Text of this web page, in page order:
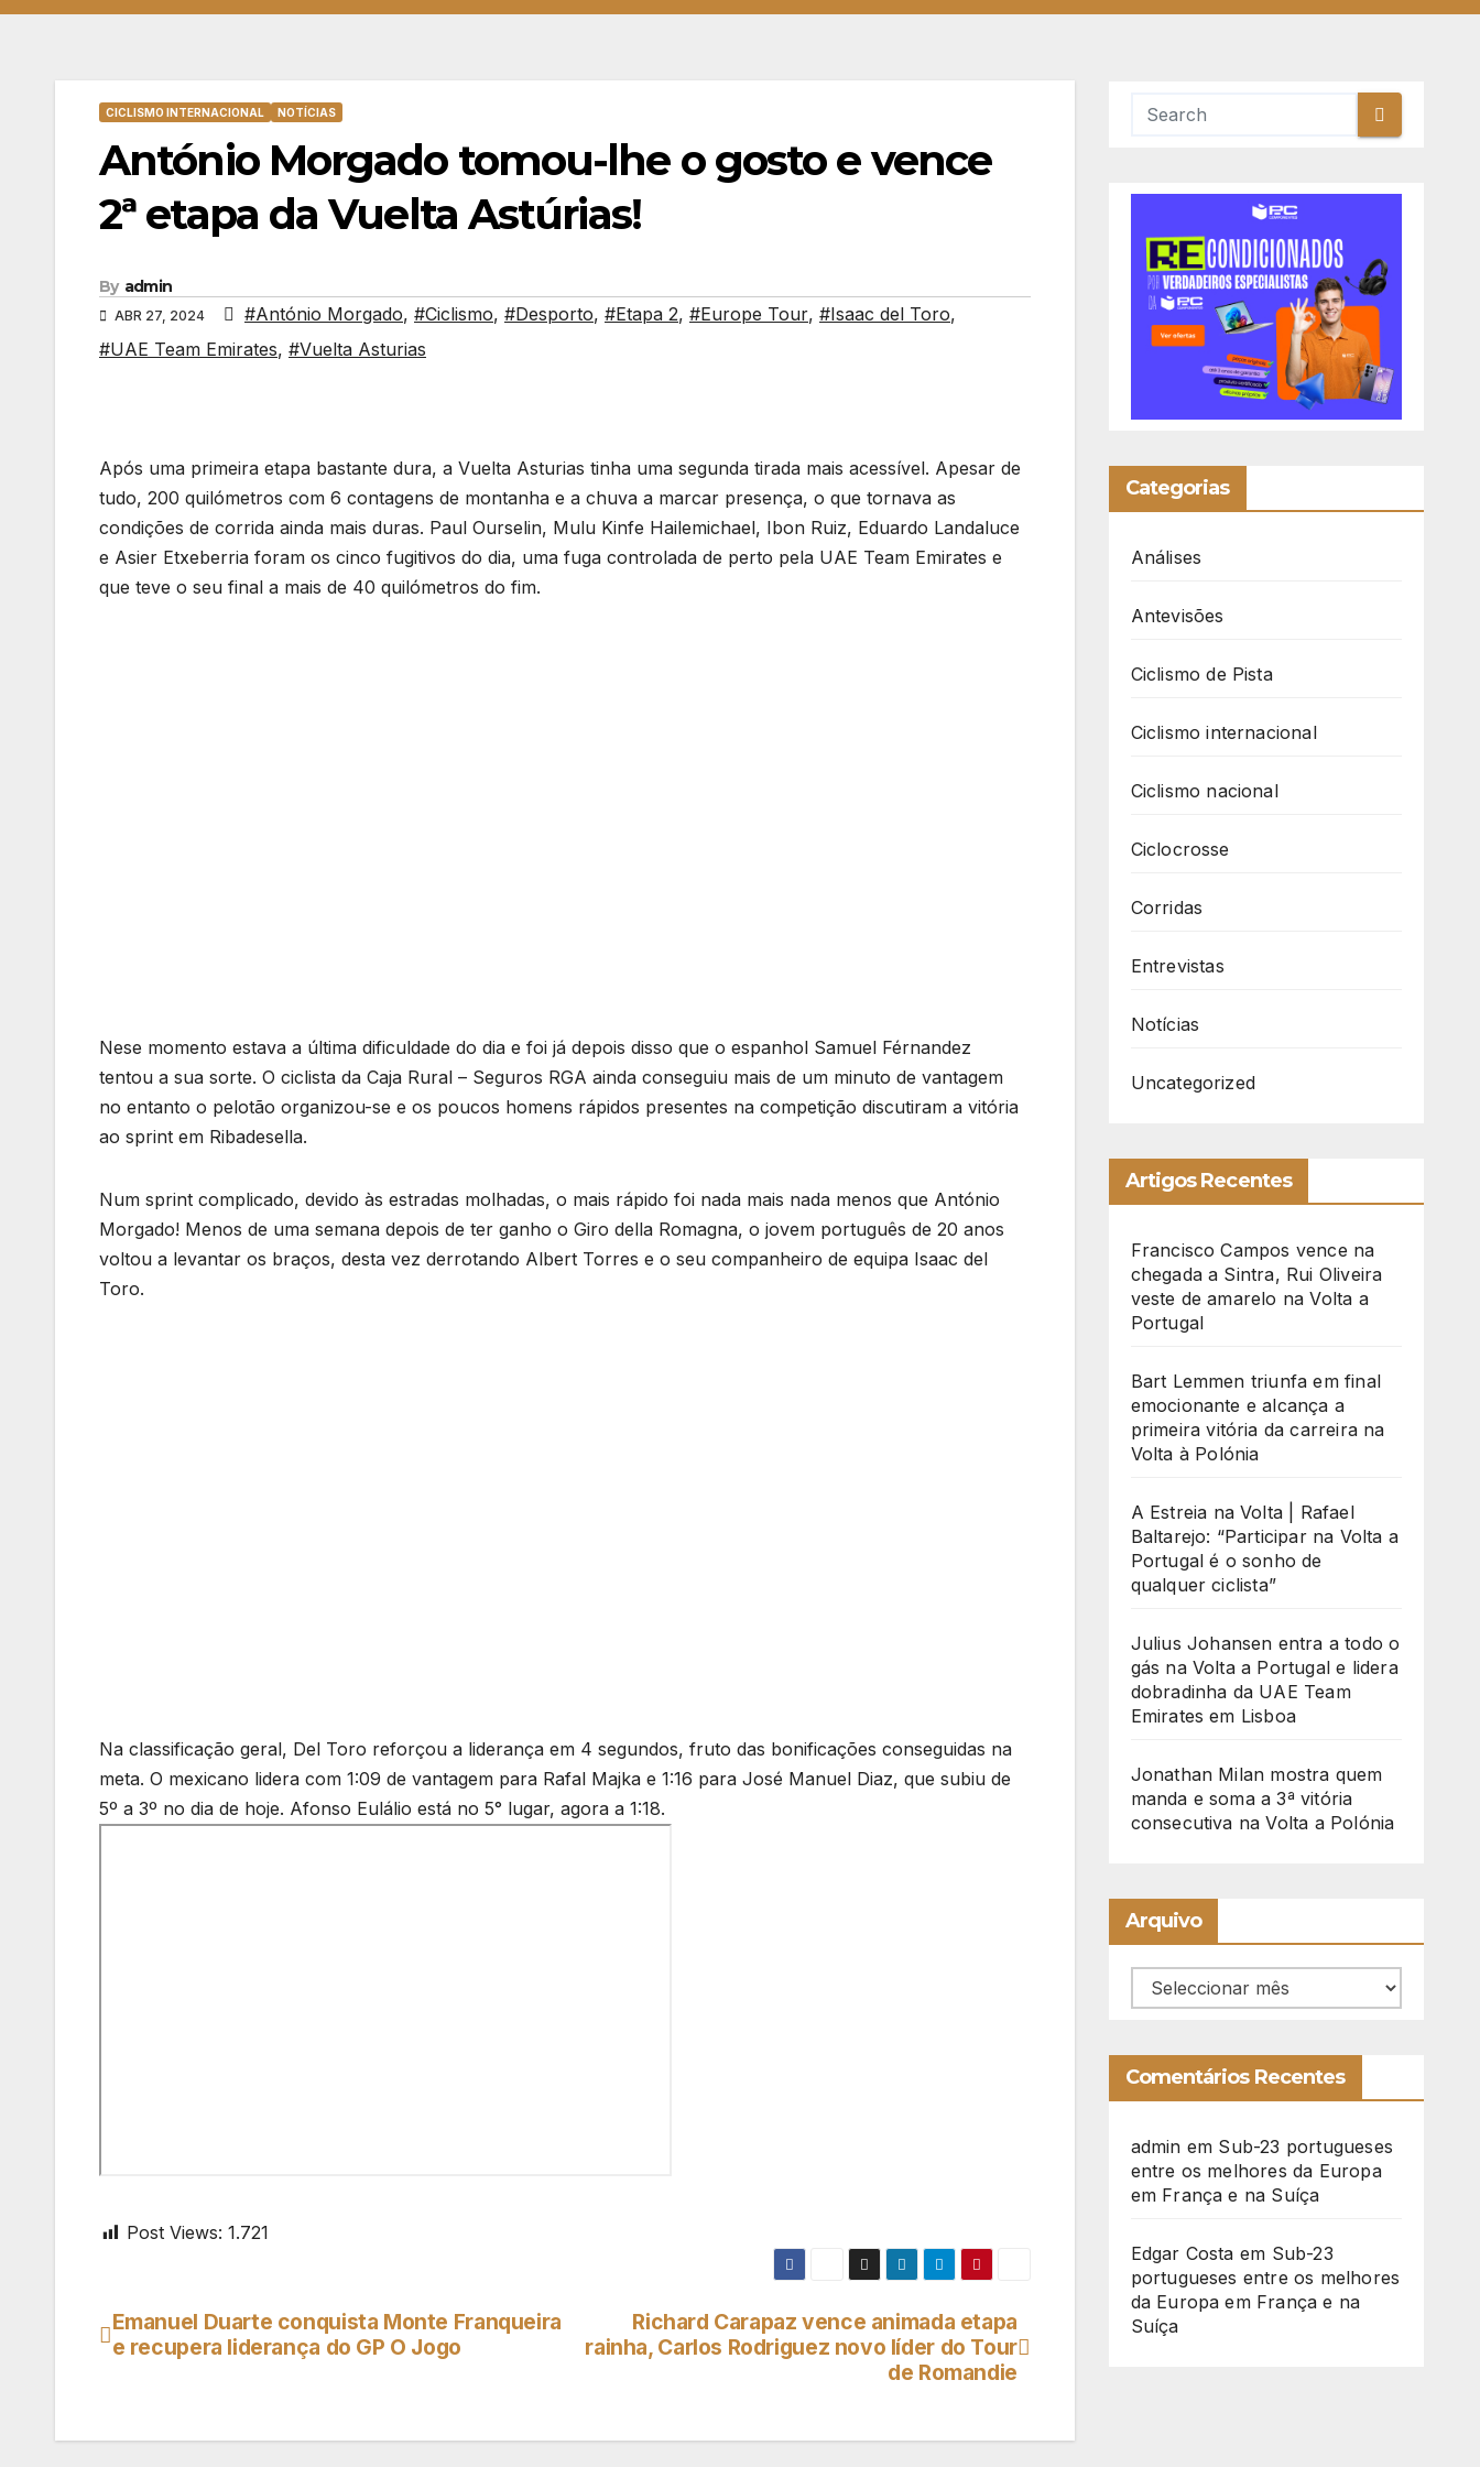
CICLISMO INTERNACIONAL NOTÍCIAS
António Morgado tomou-lhe o gosto e vence
2ª etapa da Vuelta Astúrias!
By admin
ABR 27, 2024 #António Morgado, #Ciclismo, #Desporto, #Etapa 2, #Europe Tour, #Isaac del Toro,
#UAE Team Emirates, #Vuelta Asturias
Após uma primeira etapa bastante dura, a Vuelta Asturias tinha uma segunda tirada mais acessível. Apesar de
tudo, 200 quilómetros com 6 contagens de montanha e a chuva a marcar presença, o que tornava as
condições de corrida ainda mais duras. Paul Ourselin, Mulu Kinfe Hailemichael, Ibon Ruiz, Eduardo Landaluce
e Asier Etxeberria foram os cinco fugitivos do dia, uma fuga controlada de perto pela UAE Team Emirates e
que teve o seu final a mais de 40 quilómetros do fim.
Nese momento estava a última dificuldade do dia e foi já depois disso que o espanhol Samuel Férnandez
tentou a sua sorte. O ciclista da Caja Rural – Seguros RGA ainda conseguiu mais de um minuto de vantagem
no entanto o pelotão organizou-se e os poucos homens rápidos presentes na competição discutiram a vitória
ao sprint em Ribadesella.
Num sprint complicado, devido às estradas molhadas, o mais rápido foi nada mais nada menos que António
Morgado! Menos de uma semana depois de ter ganho o Giro della Romagna, o jovem português de 20 anos
voltou a levantar os braços, desta vez derrotando Albert Torres e o seu companheiro de equipa Isaac del
Toro.
Na classificação geral, Del Toro reforçou a liderança em 4 segundos, fruto das bonificações conseguidas na
meta. O mexicano lidera com 1:09 de vantagem para Rafal Majka e 1:16 para José Manuel Diaz, que subiu de
5º a 3º no dia de hoje. Afonso Eulálio está no 5° lugar, agora a 1:18.
Post Views: 1.721
Navegação
Richard Carapaz vence animada etapa
rainha, Carlos Rodriguez novo líder do Tour
de Romandie
Emanuel Duarte conquista Monte Franqueira
e recupera liderança do GP O Jogo
Categorias
Análises
Antevisões
Ciclismo de Pista
Ciclismo internacional
Ciclismo nacional
Ciclocrosse
Corridas
Entrevistas
Notícias
Uncategorized
Artigos Recentes
Francisco Campos vence na
chegada a Sintra, Rui Oliveira
veste de amarelo na Volta a
Portugal
Bart Lemmen triunfa em final
emocionante e alcança a
primeira vitória da carreira na
Volta à Polónia
A Estreia na Volta | Rafael
Baltarejo: “Participar na Volta a
Portugal é o sonho de
qualquer ciclista”
Julius Johansen entra a todo o
gás na Volta a Portugal e lidera
dobradinha da UAE Team
Emirates em Lisboa
Jonathan Milan mostra quem
manda e soma a 3ª vitória
consecutiva na Volta a Polónia
Arquivo
Arquivo
Comentários Recentes
admin em Sub-23 portugueses
entre os melhores da Europa
em França e na Suíça
Edgar Costa em Sub-23
portugueses entre os melhores
da Europa em França e na
Suíça